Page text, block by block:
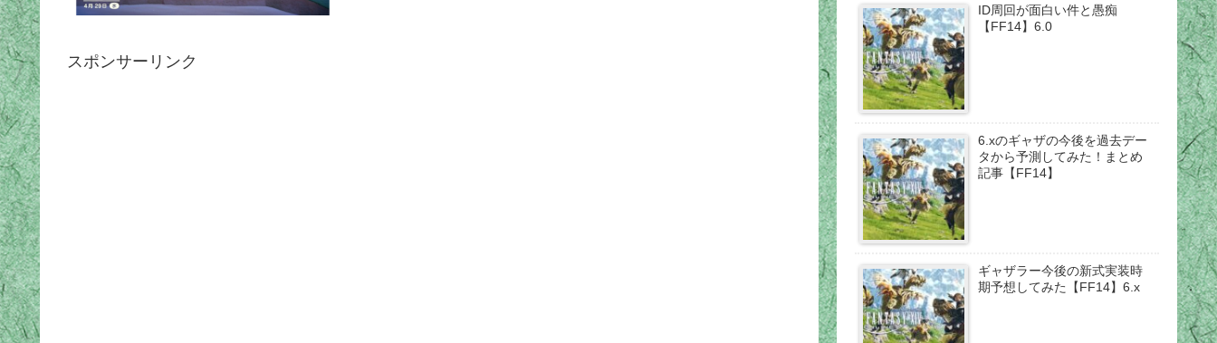
スポンサーリンク
ID周回が面白い件と愚痴
【FF14】6.0
6.xのギャザの今後を過去デー
タから予測してみた！まとめ
記事【FF14】
ギャザラー今後の新式実装時
期予想してみた【FF14】6.x